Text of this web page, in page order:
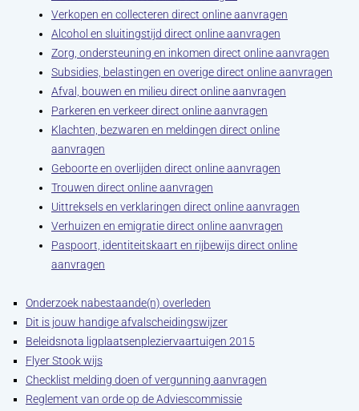
Verkopen en collecteren direct online aanvragen
Alcohol en sluitingstijd direct online aanvragen
Zorg, ondersteuning en inkomen direct online aanvragen
Subsidies, belastingen en overige direct online aanvragen
Afval, bouwen en milieu direct online aanvragen
Parkeren en verkeer direct online aanvragen
Klachten, bezwaren en meldingen direct online
aanvragen
Geboorte en overlijden direct online aanvragen
Trouwen direct online aanvragen
Uittreksels en verklaringen direct online aanvragen
Verhuizen en emigratie direct online aanvragen
Paspoort, identiteitskaart en rijbewijs direct online
aanvragen
Onderzoek nabestaande(n) overleden
Dit is jouw handige afvalscheidingswijzer
Beleidsnota ligplaatsenpleziervaartuigen 2015
Flyer Stook wijs
Checklist melding doen of vergunning aanvragen
Reglement van orde op de Adviescommissie